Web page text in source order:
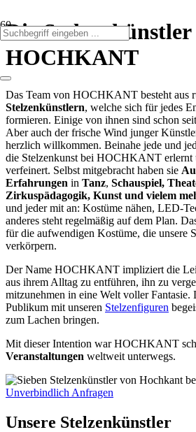
Die Stelzenkünstler
HOCHKANT
Das Team von HOCHKANT besteht aus
Stelzenkünstlern, welche sich für jedes
formieren. Einige von ihnen sind schon
Aber auch der frische Wind junger
herzlich willkommen. Beinahe jede und
die Stelzenkunst bei HOCHKANT erlernt
verfeinert. Selbst mitgebracht haben sie
Erfahrungen in Tanz, Schauspiel,
Zirkuspädagogik, Kunst und vielem
und jeder mit an: Kostüme nähen, LED-
anderes steht regelmäßig auf dem Plan.
für die aufwendigen Kostüme, die unsere
verkörpern.
Der Name HOCHKANT impliziert die
aus ihrem Alltag zu entführen, ihn zu
mitzunehmen in eine Welt voller Fantasie.
Publikum mit unseren Stelzenfiguren
zum Lachen bringen.
Mit dieser Intention war HOCHKANT
Veranstaltungen weltweit unterwegs.
Unverbindlich Anfragen
Unsere Stelzenkünstler